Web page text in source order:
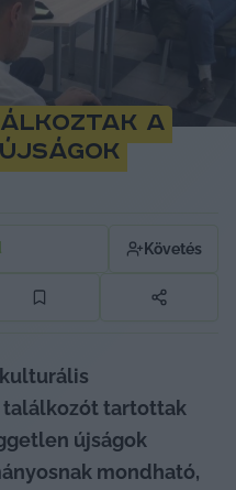
a
Követés
tartottak
újságok
mondható,